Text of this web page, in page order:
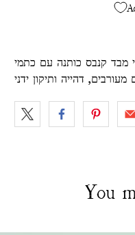
מבד קנבס כותנה עם כתמי
דהייה ותיקון ידני
You